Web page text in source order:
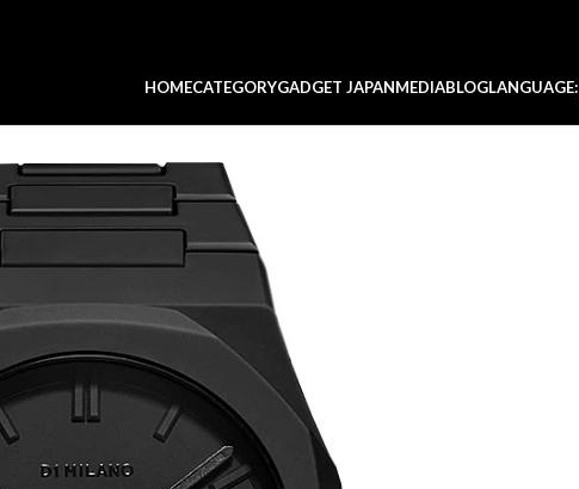
HOMECATEGORYGADGET JAPANMEDIABLOGLANGUAGE: